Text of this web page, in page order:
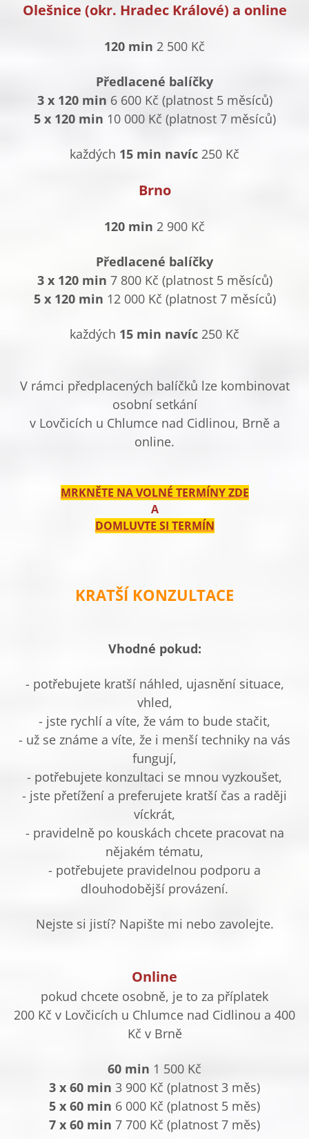
Olešnice (okr. Hradec Králové) a online
120 min 2 500 Kč
Předlacené balíčky
3 x 120 min 6 600 Kč (platnost 5 měsíců)
5 x 120 min 10 000 Kč (platnost 7 měsíců)
každých 15 min navíc 250 Kč
Brno
120 min 2 900 Kč
Předlacené balíčky
3 x 120 min 7 800 Kč (platnost 5 měsíců)
5 x 120 min 12 000 Kč (platnost 7 měsíců)
každých 15 min navíc 250 Kč
V rámci předplacených balíčků lze kombinovat
osobní setkání
v Lovčicích u Chlumce nad Cidlinou, Brně a
online.
MRKNĚTE NA VOLNÉ TERMÍNY ZDE
A
DOMLUVTE SI TERMÍN
KRATŠÍ KONZULTACE
Vhodné pokud:
- potřebujete kratší náhled, ujasnění situace,
vhled,
- jste rychlí a víte, že vám to bude stačit,
- už se známe a víte, že i menší techniky na vás
fungují,
- potřebujete konzultaci se mnou vyzkoušet,
- jste přetížení a preferujete kratší čas a raději
víckrát,
- pravidelně po kouskách chcete pracovat na
nějakém tématu,
- potřebujete pravidelnou podporu a
dlouhodobější provázení.
Nejste si jistí? Napište mi nebo zavolejte.
Online
pokud chcete osobně, je to za příplatek
200 Kč v Lovčicích u Chlumce nad Cidlinou a 400
Kč v Brně
60 min 1 500 Kč
3 x 60 min 3 900 Kč (platnost 3 měs)
5 x 60 min 6 000 Kč (platnost 5 měs)
7 x 60 min 7 700 Kč (platnost 7 měs)